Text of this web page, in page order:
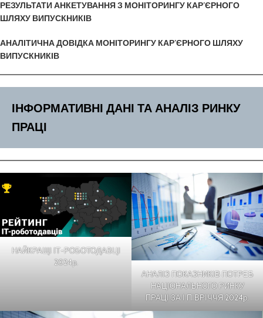
РЕЗУЛЬТАТИ АНКЕТУВАННЯ З МОНІТОРИНГУ КАР’ЄРНОГО
ШЛЯХУ ВИПУСКНИКІВ
АНАЛІТИЧНА ДОВІДКА МОНІТОРИНГУ КАР’ЄРНОГО ШЛЯХУ
ВИПУСКНИКІВ
ІНФОРМАТИВНІ ДАНІ ТА АНАЛІЗ РИНКУ
ПРАЦІ
НАЙКРАЩІ ІТ-РОБОТОДАВЦІ
2024р.
АНАЛІЗ ПОКАЗНИКІВ ПОТРЕБ
НАЦІОНАЛЬНОГО РИНКУ
ПРАЦІ ЗА І ПІВРІЧЧЯ 2024р.